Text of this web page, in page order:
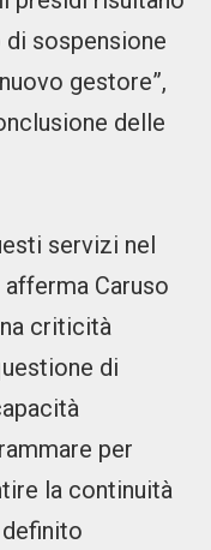
di sospensione
gestore”,
delle
servizi nel
Caruso
criticità
di
per
la continuità